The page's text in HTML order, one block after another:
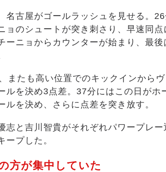
名古屋がゴールラッシュを見せる。
ョのシュートが突き刺さり、早速同
ーニョからカウンターが始まり、最
またも高い位置でのキックインから
ルを決め3点差。37分にはこの日が
ルを決め、さらに点差を突き放す。
志と吉川智貴がそれぞれパワープレ
ープした。
方が集中していた